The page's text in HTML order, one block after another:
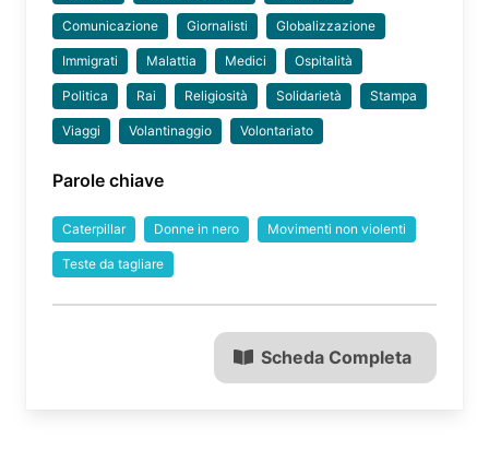
Comunicazione Giornalisti Globalizzazione
Immigrati Malattia Medici Ospitalità
Politica Rai Religiosità Solidarietà Stampa
Viaggi Volantinaggio Volontariato
Parole chiave
Caterpillar Donne in nero Movimenti non violenti
Teste da tagliare
Scheda Completa